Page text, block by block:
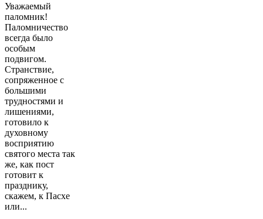
Уважаемый
паломник!
Паломничество
всегда было
особым
подвигом.
Странствие,
сопряженное с
большими
трудностями и
лишениями,
готовило к
духовному
восприятию
святого места так
же, как пост
готовит к
празднику,
скажем, к Пасхе
или...